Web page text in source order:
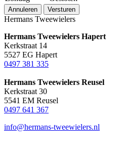
Annuleren Versturen
Hermans Tweewielers
Hermans Tweewielers Hapert
Kerkstraat 14
5527 EG Hapert
0497 381 335
Hermans Tweewielers Reusel
Kerkstraat 30
5541 EM Reusel
0497 641 367
info@hermans-tweewielers.nl